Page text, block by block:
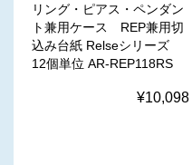
リング・ピアス・ペンダン
ト兼用ケース REP兼用切
込み台紙 Relseシリーズ
12個単位 AR-REP118RS
¥10,098